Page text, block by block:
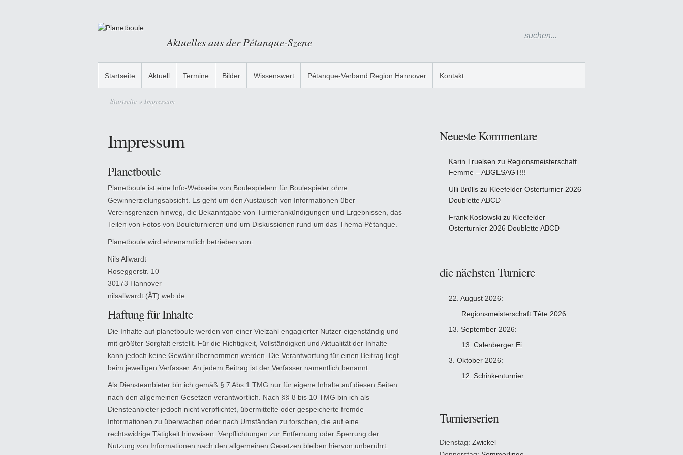
Aktuelles aus der Pétanque-Szene
Startseite Aktuell Termine Bilder Wissenswert Pétanque-Verband Region Hannover Kontakt
Startseite » Impressum
Impressum
Planetboule
Planetboule ist eine Info-Webseite von Boulespielern für Boulespieler ohne
Gewinnerzielungsabsicht. Es geht um den Austausch von Informationen über
Vereinsgrenzen hinweg, die Bekanntgabe von Turnierankündigungen und Ergebnissen, das
Teilen von Fotos von Bouleturnieren und um Diskussionen rund um das Thema Pétanque.
Planetboule wird ehrenamtlich betrieben von:
Nils Allwardt
Roseggerstr. 10
30173 Hannover
nilsallwardt (ÄT) web.de
Haftung für Inhalte
Die Inhalte auf planetboule werden von einer Vielzahl engagierter Nutzer eigenständig und
mit größter Sorgfalt erstellt. Für die Richtigkeit, Vollständigkeit und Aktualität der Inhalte
kann jedoch keine Gewähr übernommen werden. Die Verantwortung für einen Beitrag liegt
beim jeweiligen Verfasser. An jedem Beitrag ist der Verfasser namentlich benannt.
Als Diensteanbieter bin ich gemäß § 7 Abs.1 TMG nur für eigene Inhalte auf diesen Seiten
nach den allgemeinen Gesetzen verantwortlich. Nach §§ 8 bis 10 TMG bin ich als
Diensteanbieter jedoch nicht verpflichtet, übermittelte oder gespeicherte fremde
Informationen zu überwachen oder nach Umständen zu forschen, die auf eine
rechtswidrige Tätigkeit hinweisen. Verpflichtungen zur Entfernung oder Sperrung der
Nutzung von Informationen nach den allgemeinen Gesetzen bleiben hiervon unberührt.
Neueste Kommentare
Karin Truelsen zu Regionsmeisterschaft
Femme – ABGESAGT!!!
Ulli Brülls zu Kleefelder Osterturnier 2026
Doublette ABCD
Frank Koslowski zu Kleefelder
Osterturnier 2026 Doublette ABCD
die nächsten Turniere
22. August 2026:
Regionsmeisterschaft Tête 2026
13. September 2026:
13. Calenberger Ei
3. Oktober 2026:
12. Schinkenturnier
Turnierserien
Dienstag: Zwickel